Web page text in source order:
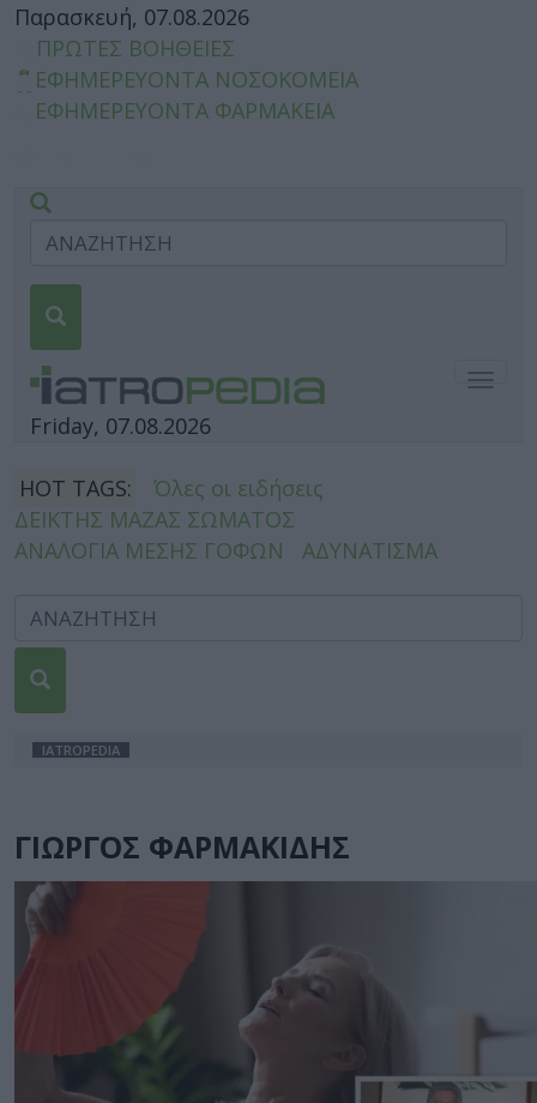
Παρασκευή, 07.08.2026
ΠΡΩΤΕΣ ΒΟΗΘΕΙΕΣ
ΕΦΗΜΕΡΕΥΟΝΤΑ ΝΟΣΟΚΟΜΕΙΑ
ΕΦΗΜΕΡΕΥΟΝΤΑ ΦΑΡΜΑΚΕΙΑ
Friday, 07.08.2026
HOT TAGS:
Όλες οι ειδήσεις
ΔΕΙΚΤΗΣ ΜΑΖΑΣ ΣΩΜΑΤΟΣ
ΑΝΑΛΟΓΙΑ ΜΕΣΗΣ ΓΟΦΩΝ
ΑΔΥΝΑΤΙΣΜΑ
IATROPEDIA
ΓΙΩΡΓΟΣ ΦΑΡΜΑΚΙΔΗΣ